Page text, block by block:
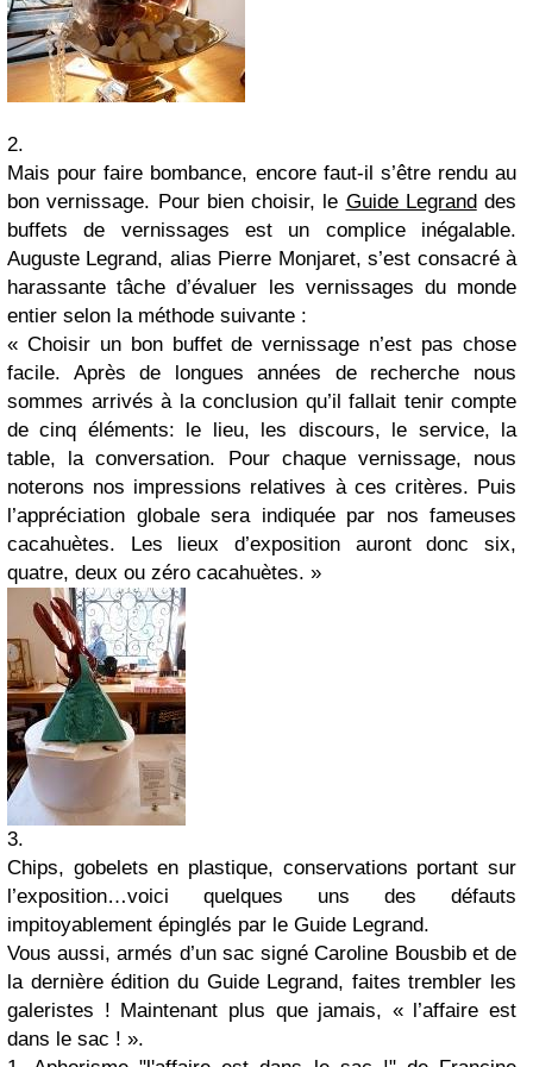
2.
Mais pour faire bombance, encore faut-il s’être rendu au
bon vernissage. Pour bien choisir, le Guide Legranddes
buffets de vernissages est un complice inégalable.
Auguste Legrand, alias Pierre Monjaret, s’est consacré à
harassante tâche d’évaluer les vernissages du monde
entier selon la méthode suivante :
« Choisir un bon buffet de vernissage n’est pas chose
facile. Après de longues années de recherche nous
sommes arrivés à la conclusion qu’il fallait tenir compte
de cinq éléments: le lieu, les discours, le service, la
table, la conversation. Pour chaque vernissage, nous
noterons nos impressions relatives à ces critères. Puis
l’appréciation globale sera indiquée par nos fameuses
cacahuètes. Les lieux d’exposition auront donc six,
quatre, deux ou zéro cacahuètes. »
3.
Chips, gobelets en plastique, conservations portant sur
l’exposition…voici quelques uns des défauts
impitoyablement épinglés par le Guide Legrand.
Vous aussi, armés d’un sac signé Caroline Bousbib et de
la dernière édition du Guide Legrand, faites trembler les
galeristes ! Maintenant plus que jamais, « l’affaire est
dans le sac ! ».